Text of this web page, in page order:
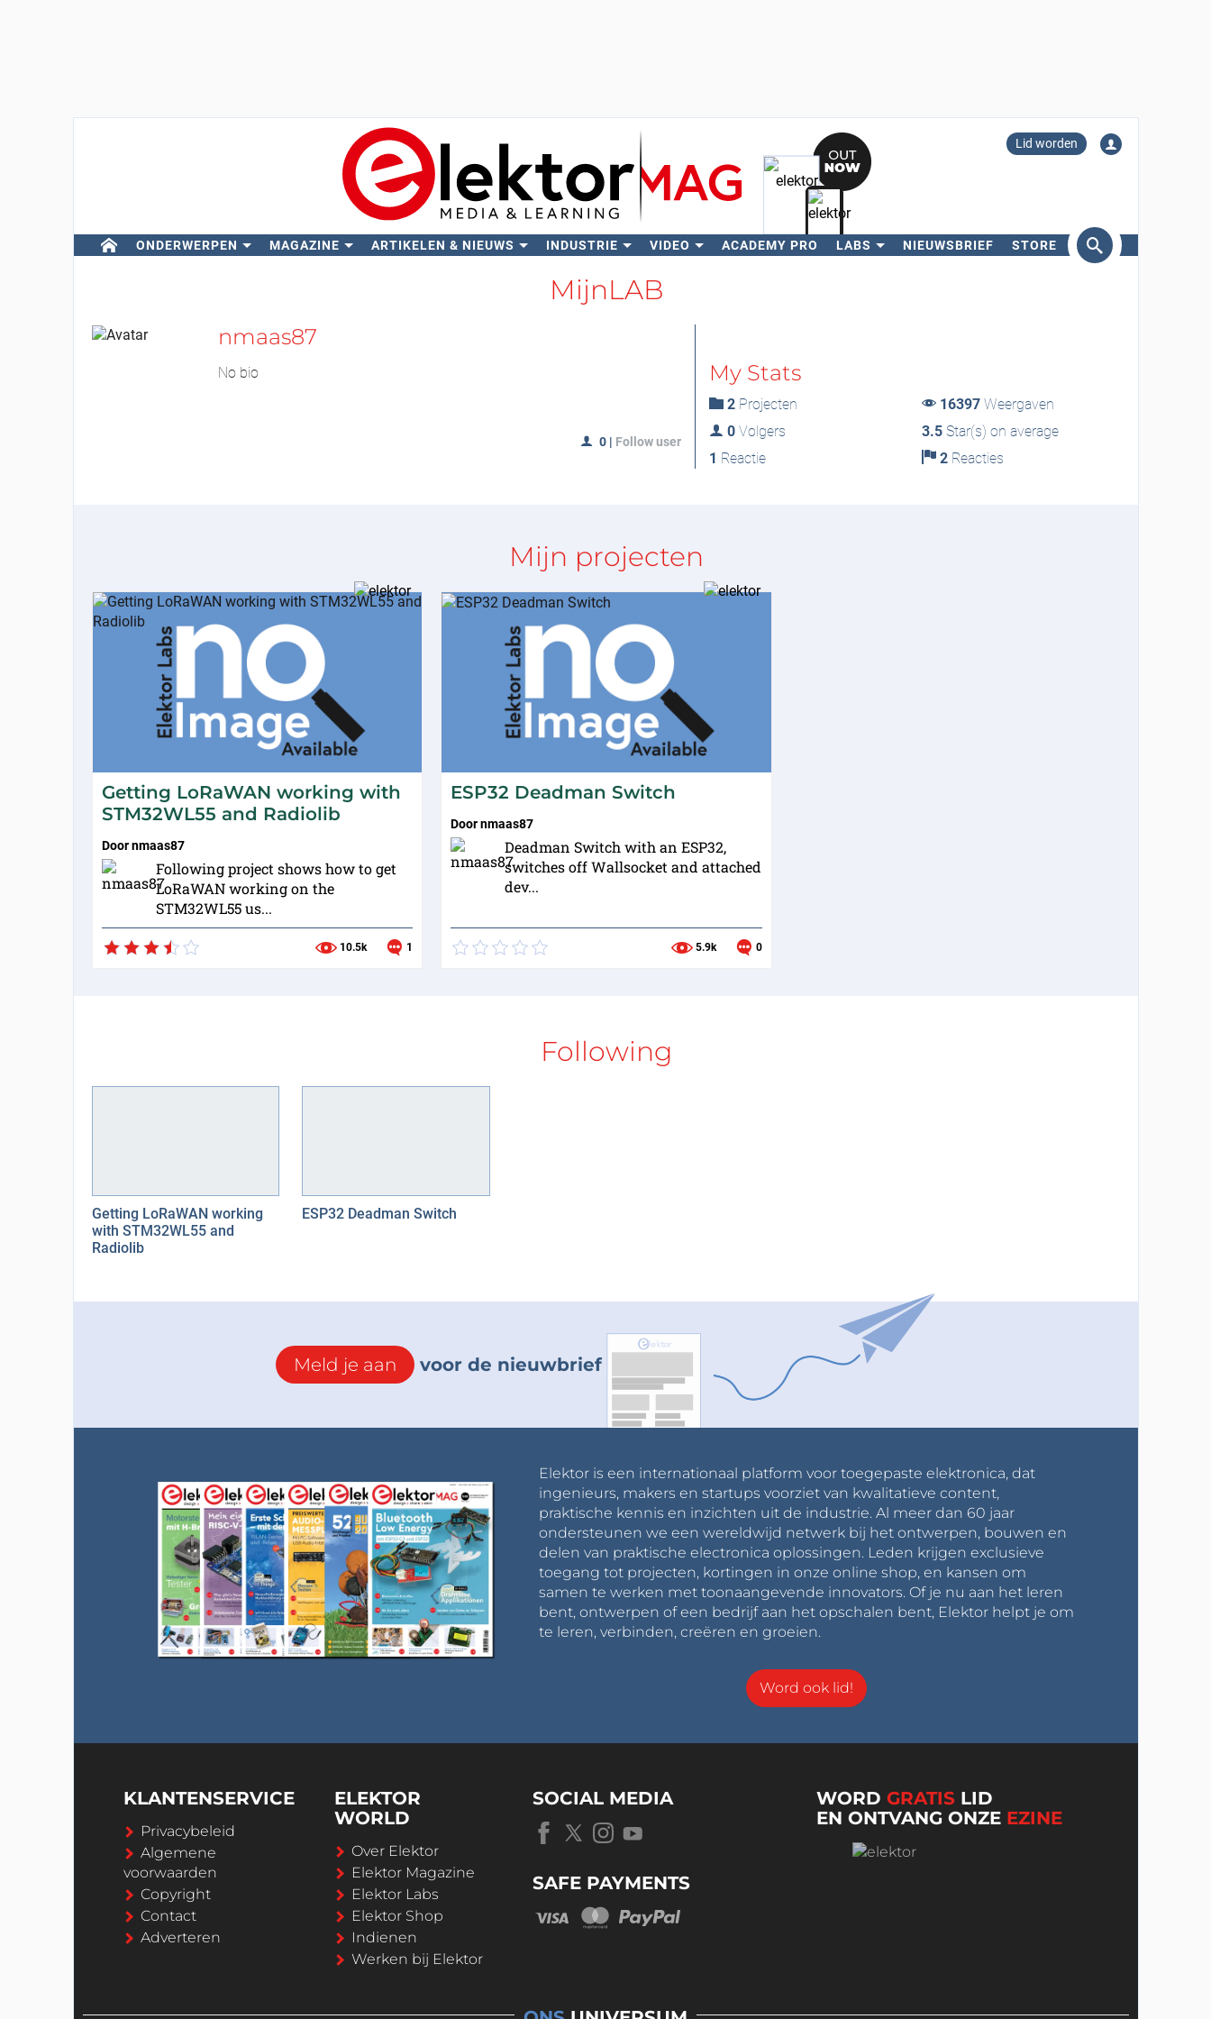
Lid worden
ONDERWERPEN MAGAZINE ARTIKELEN & NIEUWS INDUSTRIE VIDEO ACADEMY PRO LABS NIEUWSBRIEF STORE
MijnLAB
nmaas87
No bio
0 | Follow user
My Stats
2Projecten 16397 Weergaven
0Volgers 3.5 Star(s) on average
1 Reactie 2 Reacties
Mijn projecten
Getting LoRaWAN working with
STM32WL55 and Radiolib
Doornmaas87
Following project shows how to get
LoRaWAN working on the
STM32WL55 us...
10.5k 1
ESP32 Deadman Switch
Doornmaas87
Deadman Switch with an ESP32,
switches off Wallsocket and attached
dev...
5.9k 0
Following
Getting LoRaWAN working
with STM32WL55 and
Radiolib
ESP32 Deadman Switch
Meld je aan voor de nieuwbrief
Elektor is een internationaal platform voor toegepaste elektronica, dat
ingenieurs, makers en startups voorziet van kwalitatieve content,
praktische kennis en inzichten uit de industrie. Al meer dan 60 jaar
ondersteunen we een wereldwijd netwerk bij het ontwerpen, bouwen en
delen van praktische electronica oplossingen. Leden krijgen exclusieve
toegang tot projecten, kortingen in onze online shop, en kansen om
samen te werken met toonaangevende innovators. Of je nu aan het leren
bent, ontwerpen of een bedrijf aan het opschalen bent, Elektor helpt je om
te leren, verbinden, creëren en groeien.
Word ook lid!
KLANTENSERVICE
Privacybeleid
Algemene
voorwaarden
Copyright
Contact
Adverteren
ELEKTOR
WORLD
Over Elektor
Elektor Magazine
Elektor Labs
Elektor Shop
Indienen
Werken bij Elektor
SOCIAL MEDIA
SAFE PAYMENTS
WORDGRATIS LID
EN ONTVANG ONZE EZINE